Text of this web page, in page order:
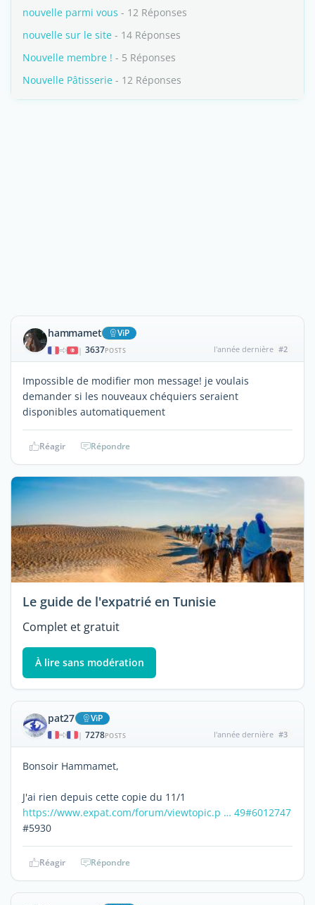
nouvelle parmi vous - 12 Réponses
nouvelle sur le site - 14 Réponses
Nouvelle membre ! - 5 Réponses
Nouvelle Pâtisserie - 12 Réponses
hammamet ViP
| 3637POSTS l'année dernière #2
Impossible de modifier mon message! je voulais
demander si les nouveaux chéquiers seraient
disponibles automatiquement
Réagir Répondre
Le guide de l'expatrié en Tunisie
Complet et gratuit
À lire sans modération
pat27 ViP
| 7278POSTS l'année dernière #3
Bonsoir Hammamet,
J'ai rien depuis cette copie du 11/1
https://www.expat.com/forum/viewtopic.p … 49#6012747
#5930
Réagir Répondre